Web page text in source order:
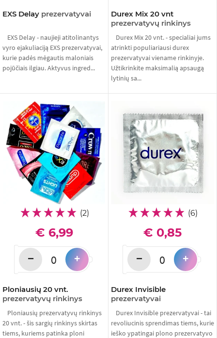
EXS Delay prezervatyvai
EXS Delay - naujieji atitolinantys
vyro ejakuliaciją EXS prezervatyvai,
kurie padės mėgautis maloniais
pojūčiais ilgiau. Aktyvus ingred...
Durex Mix 20 vnt
prezervatyvų rinkinys
Durex Mix 20 vnt. - specialiai jums
atrinkti populiariausi durex
prezervatyvai viename rinkinyje.
Užtikrinkite maksimalią apsaugą
lytinių sa...
(2)
Ploniausių 20 vnt.
prezervatyvų rinkinys
€ 6,99
− +
Ploniausių prezervatyvų rinkinys
20 vnt. - šis sargių rinkinys skirtas
tiems, kuriems patinka ploni
(6)
Durex Invisible
prezervatyvai
€ 0,85
− +
Durex Invisible prezervatyvai - tai
revoliucinis sprendimas tiems, kurie
ieško ypatingai plono prezervatyvo